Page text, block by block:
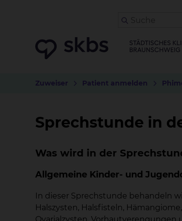
Zuweiser Patient anmelden
Sprechstunde in
Was wird in der
Allgemeine Kinder- und
In dieser Sprechstunde behandeln
Halszysten, Halsfisteln,